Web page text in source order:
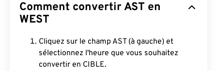
Comment convertir AST en
WEST
Cliquez sur le champ AST (à gauche) et
sélectionnez l'heure que vous souhaitez
convertir en CIBLE.